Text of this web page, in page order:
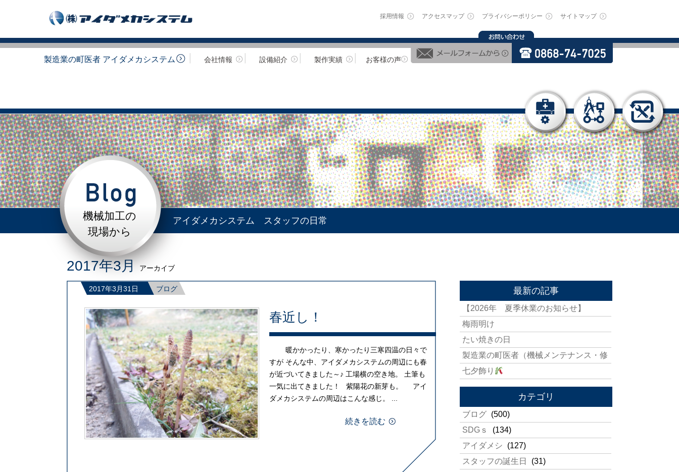
採用情報 アクセスマップ プライバシーポリシー サイトマップ
製造業の町医者 アイダメカシステム 会社情報 設備紹介 製作実績 お客様の声
機械加工の
現場から
アイダメカシステム スタッフの日常
2017年3月アーカイブ
2017年3月31日 ブログ
春近し！
暖かかったり、寒かったり三寒四温の日々で
すが そんな中、アイダメカシステムの周辺にも春
が近づいてきました～♪ 工場横の空き地。 土筆も
一気に出てきました！ 紫陽花の新芽も。 アイ
ダメカシステムの周辺はこんな感じ。 ...
続きを読む
最新の記事
【2026年 夏季休業のお知らせ】
梅雨明け
たい焼きの日
製造業の町医者（機械メンテナンス・修
七夕飾り
カテゴリ
ブログ (500)
SDGｓ
(134)
アイダメシ
(127)
スタッフの誕生日
(31)